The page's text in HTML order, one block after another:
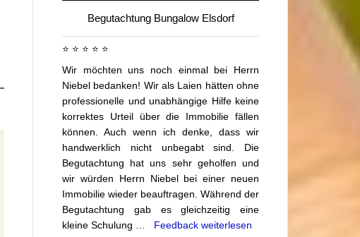
Begutachtung Bungalow Elsdorf
⭐ ⭐ ⭐ ⭐ ⭐
Wir möchten uns noch einmal bei Herrn
Niebel bedanken! Wir als Laien hätten ohne
professionelle und unabhängige Hilfe keine
korrektes Urteil über die Immobilie fällen
können. Auch wenn ich denke, dass wir
handwerklich nicht unbegabt sind. Die
Begutachtung hat uns sehr geholfen und
wir würden Herrn Niebel bei einer neuen
Immobilie wieder beauftragen. Während der
Begutachtung gab es gleichzeitig eine
kleine Schulung … Feedback weiterlesen